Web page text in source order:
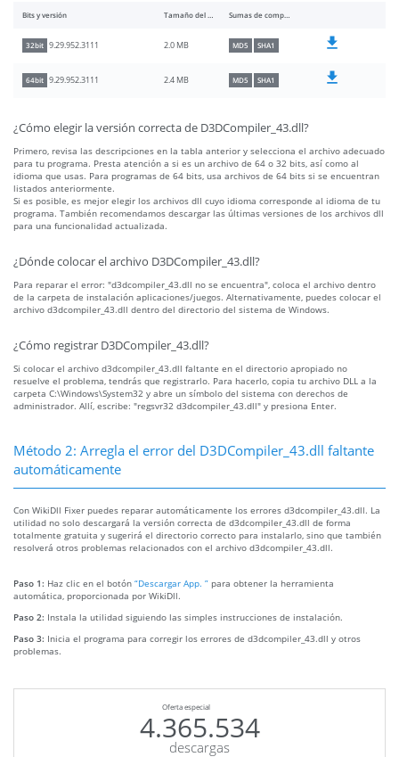
Bits y versión Tamaño del archivo Sumas de comprobación
32bit 9.29.952.3111 2.0 MB MD5 SHA1
64bit 9.29.952.3111 2.4 MB MD5 SHA1
¿Cómo elegir la versión correcta de D3DCompiler_43.dll?
Primero, revisa las descripciones en la tabla anterior y selecciona el archivo adecuado
para tu programa. Presta atención a si es un archivo de 64 o 32 bits, así como al
idioma que usas. Para programas de 64 bits, usa archivos de 64 bits si se encuentran
listados anteriormente.
Si es posible, es mejor elegir los archivos dll cuyo idioma corresponde al idioma de tu
programa. También recomendamos descargar las últimas versiones de los archivos dll
para una funcionalidad actualizada.
¿Dónde colocar el archivo D3DCompiler_43.dll?
Para reparar el error: "d3dcompiler_43.dll no se encuentra", coloca el archivo dentro
de la carpeta de instalación aplicaciones/juegos. Alternativamente, puedes colocar el
archivo d3dcompiler_43.dll dentro del directorio del sistema de Windows.
¿Cómo registrar D3DCompiler_43.dll?
Si colocar el archivo d3dcompiler_43.dll faltante en el directorio apropiado no
resuelve el problema, tendrás que registrarlo. Para hacerlo, copia tu archivo DLL a la
carpeta C:\Windows\System32 y abre un símbolo del sistema con derechos de
administrador. Allí, escribe: "regsvr32 d3dcompiler_43.dll" y presiona Enter.
Método 2: Arregla el error del D3DCompiler_43.dll faltante
automáticamente
Con WikiDll Fixer puedes reparar automáticamente los errores d3dcompiler_43.dll. La
utilidad no solo descargará la versión correcta de d3dcompiler_43.dll de forma
totalmente gratuita y sugerirá el directorio correcto para instalarlo, sino que también
resolverá otros problemas relacionados con el archivo d3dcompiler_43.dll.
Paso 1: Haz clic en el botón “Descargar App. ” para obtener la herramienta
automática, proporcionada por WikiDll.
Paso 2: Instala la utilidad siguiendo las simples instrucciones de instalación.
Paso 3: Inicia el programa para corregir los errores de d3dcompiler_43.dll y otros
problemas.
Oferta especial
4.365.534
descargas